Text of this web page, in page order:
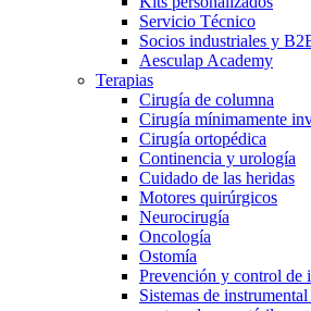
Servicio Técnico
Socios industriales y
Aesculap Academy
Terapias
Cirugía de columna
Cirugía mínimamente
Cirugía ortopédica
Continencia y urología
Cuidado de las heridas
Motores quirúrgicos
Neurocirugía
Oncología
Ostomía
Prevención y control de
Sistemas de